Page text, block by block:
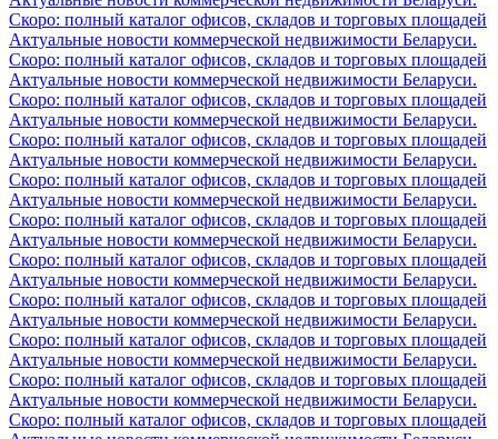
Скоро: полный каталог офисов, складов и торговых площадей
Актуальные новости коммерческой недвижимости Беларуси.
Скоро: полный каталог офисов, складов и торговых площадей
Актуальные новости коммерческой недвижимости Беларуси.
Скоро: полный каталог офисов, складов и торговых площадей
Актуальные новости коммерческой недвижимости Беларуси.
Скоро: полный каталог офисов, складов и торговых площадей
Актуальные новости коммерческой недвижимости Беларуси.
Скоро: полный каталог офисов, складов и торговых площадей
Актуальные новости коммерческой недвижимости Беларуси.
Скоро: полный каталог офисов, складов и торговых площадей
Актуальные новости коммерческой недвижимости Беларуси.
Скоро: полный каталог офисов, складов и торговых площадей
Актуальные новости коммерческой недвижимости Беларуси.
Скоро: полный каталог офисов, складов и торговых площадей
Актуальные новости коммерческой недвижимости Беларуси.
Скоро: полный каталог офисов, складов и торговых площадей
Актуальные новости коммерческой недвижимости Беларуси.
Скоро: полный каталог офисов, складов и торговых площадей
Актуальные новости коммерческой недвижимости Беларуси.
Скоро: полный каталог офисов, складов и торговых площадей